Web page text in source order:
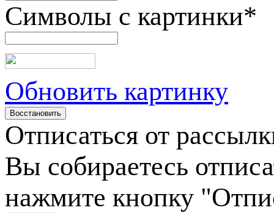
Символы с картинки*
Обновить картинку
Отписаться от
Вы собираетесь
нажмите кнопку